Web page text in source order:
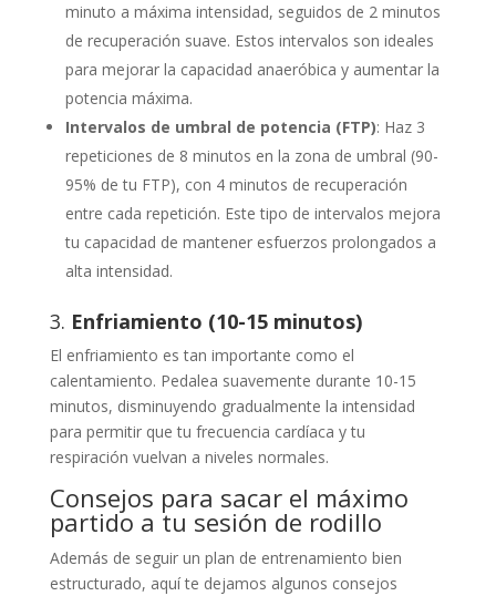
minuto a máxima intensidad, seguidos de 2 minutos
de recuperación suave. Estos intervalos son ideales
para mejorar la capacidad anaeróbica y aumentar la
potencia máxima.
Intervalos de umbral de potencia (FTP): Haz 3
repeticiones de 8 minutos en la zona de umbral (90-
95% de tu FTP), con 4 minutos de recuperación
entre cada repetición. Este tipo de intervalos mejora
tu capacidad de mantener esfuerzos prolongados a
alta intensidad.
3. Enfriamiento (10-15 minutos)
El enfriamiento es tan importante como el
calentamiento. Pedalea suavemente durante 10-15
minutos, disminuyendo gradualmente la intensidad
para permitir que tu frecuencia cardíaca y tu
respiración vuelvan a niveles normales.
Consejos para sacar el máximo
partido a tu sesión de rodillo
Además de seguir un plan de entrenamiento bien
estructurado, aquí te dejamos algunos consejos